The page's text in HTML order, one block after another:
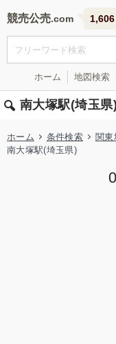
競売公売 1,606
ホーム 地図検索
南大塚駅(埼玉
ホーム 条件検索 関東
南大塚駅(埼玉県)
0